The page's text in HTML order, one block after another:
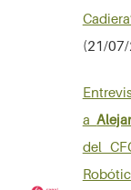
(21/
a
del